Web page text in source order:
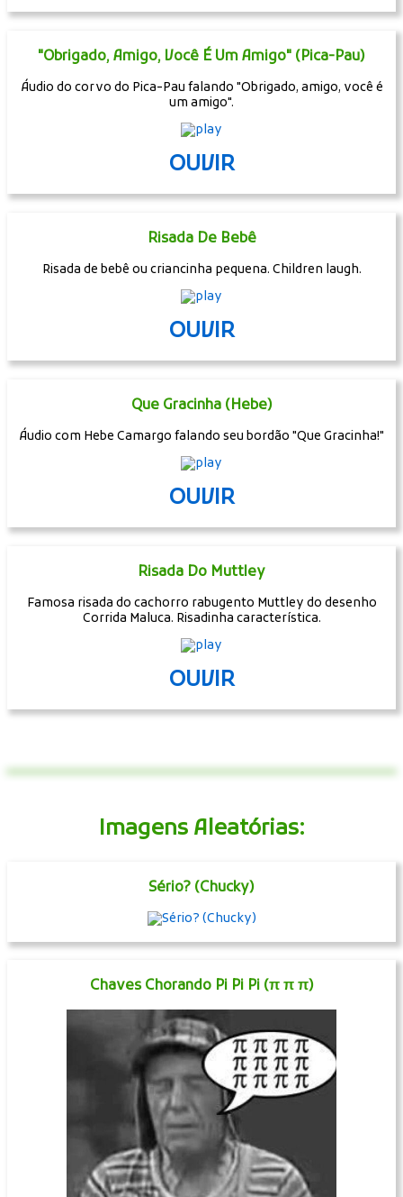
"Obrigado, Amigo, Você É Um Amigo" (Pica-Pau)
Áudio do corvo do Pica-Pau falando "Obrigado, amigo, você é
um amigo".
OUVIR
Risada De Bebê
Risada de bebê ou criancinha pequena. Children laugh.
OUVIR
Que Gracinha (Hebe)
Áudio com Hebe Camargo falando seu bordão "Que Gracinha!"
OUVIR
Risada Do Muttley
Famosa risada do cachorro rabugento Muttley do desenho
Corrida Maluca. Risadinha característica.
OUVIR
Imagens Aleatórias:
Sério? (Chucky)
Chaves Chorando Pi Pi Pi (π π π)